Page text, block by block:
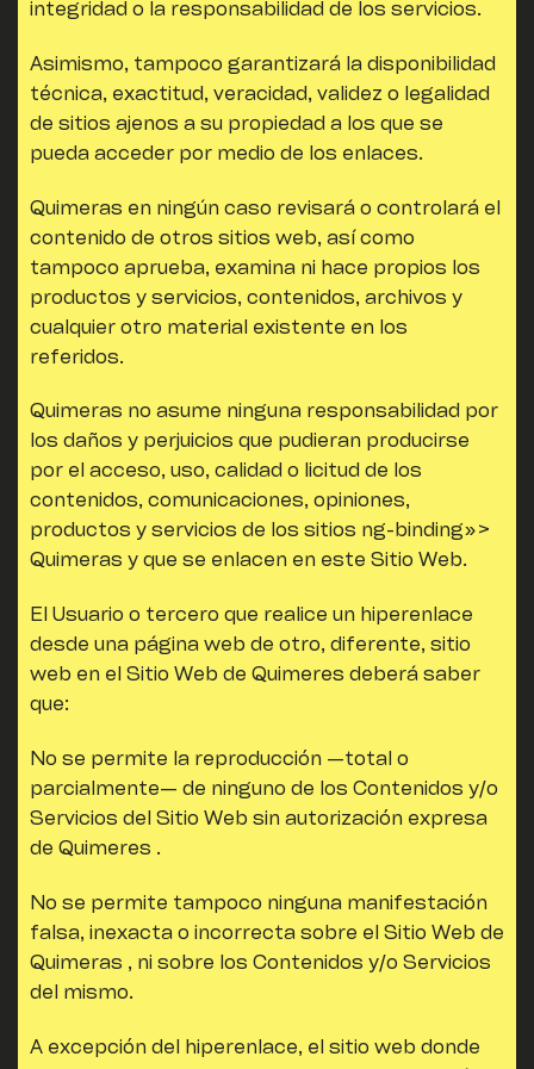
integridad o la responsabilidad de los servicios.
Asimismo, tampoco garantizará la disponibilidad
técnica, exactitud, veracidad, validez o legalidad
de sitios ajenos a su propiedad a los que se
pueda acceder por medio de los enlaces.
Quimeras en ningún caso revisará o controlará el
contenido de otros sitios web, así como
tampoco aprueba, examina ni hace propios los
productos y servicios, contenidos, archivos y
cualquier otro material existente en los
referidos.
Quimeras no asume ninguna responsabilidad por
los daños y perjuicios que pudieran producirse
por el acceso, uso, calidad o licitud de los
contenidos, comunicaciones, opiniones,
productos y servicios de los sitios ng-binding»>
Quimeras y que se enlacen en este Sitio Web.
El Usuario o tercero que realice un hiperenlace
desde una página web de otro, diferente, sitio
web en el Sitio Web de Quimeres deberá saber
que:
No se permite la reproducción —total o
parcialmente— de ninguno de los Contenidos y/o
Servicios del Sitio Web sin autorización expresa
de Quimeres .
No se permite tampoco ninguna manifestación
falsa, inexacta o incorrecta sobre el Sitio Web de
Quimeras , ni sobre los Contenidos y/o Servicios
del mismo.
A excepción del hiperenlace, el sitio web donde